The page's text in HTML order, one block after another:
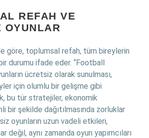
REFAH VE
OYUNLAR
göre, toplumsal refah, tüm bireylerin
durumu ifade eder. “Football
ücretsiz olarak sunulması,
için olumlu bir gelişme gibi
bu tür stratejiler, ekonomik
bir şekilde dağıtılmasında zorluklar
oyunların uzun vadeli etkileri,
değil, aynı zamanda oyun yapımcıları